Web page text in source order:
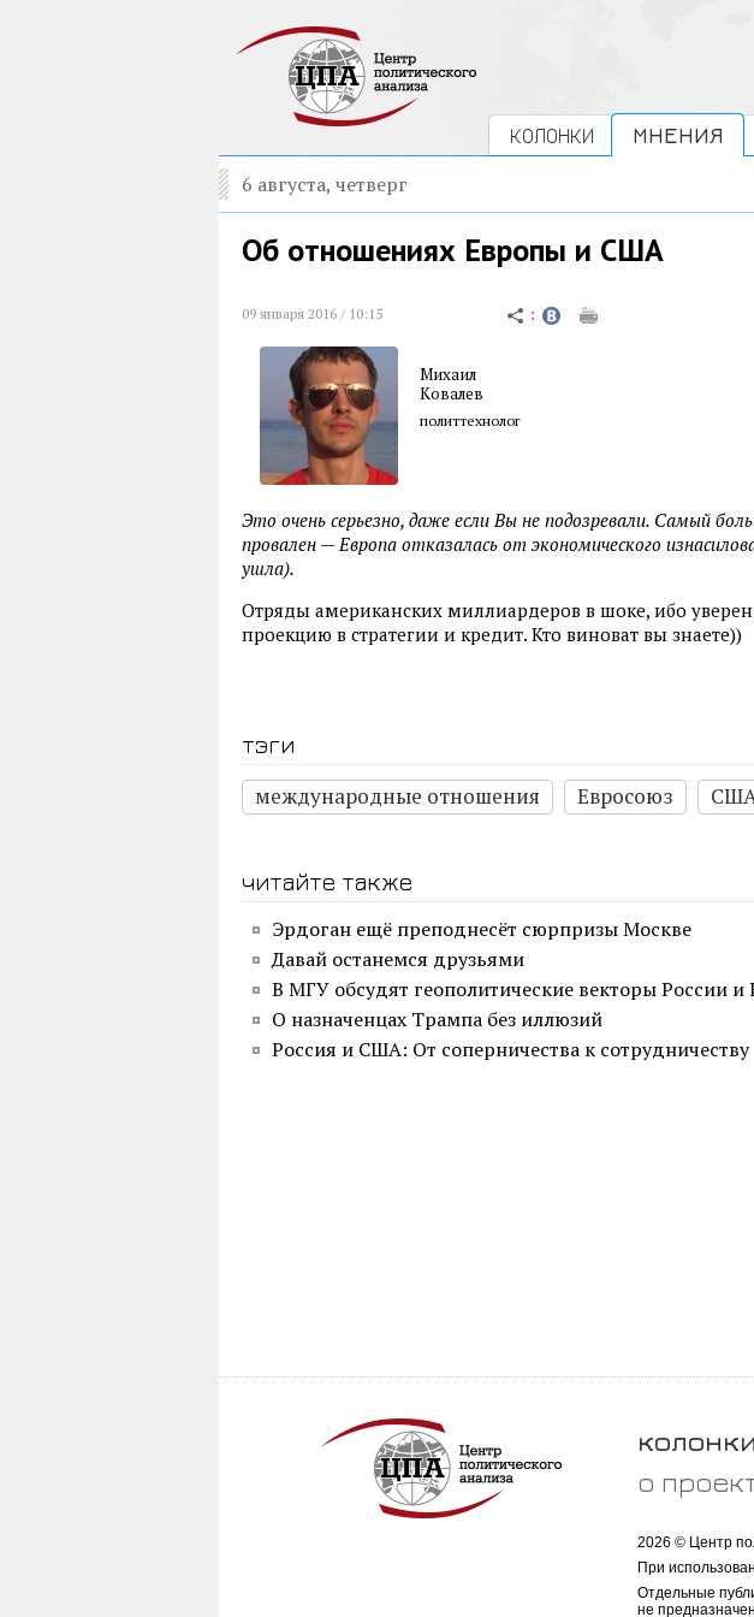
КОЛОНКИ МНЕНИЯ
6 августа, четверг
Об отношениях Европы и США
09 января 2016 / 10:15
Михаил
Ковалев
политтехнолог
Это очень серьезно, даже если Вы не подозревали. Самый
провален — Европа отказалась от экономического
ушла).
Отряды американских миллиардеров в шоке, ибо
проекцию в стратегии и кредит. Кто виноват вы знаете))
тэги
международные отношения
Евросоюз
читайте также
Эрдоган ещё преподнесёт сюрпризы Москве
Давай останемся друзьями
В МГУ обсудят геополитические векторы России и
О назначенцах Трампа без иллюзий
Россия и США: От соперничества к сотрудничеству
колонки
о
2026 © Центр
При
Отдельные
не